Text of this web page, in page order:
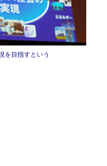
を目指すという